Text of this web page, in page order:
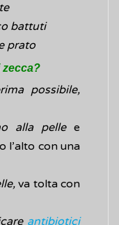
battuti
prato
zecca?
possibile,
alla pelle e
l’alto con una
va tolta con
antibiotici